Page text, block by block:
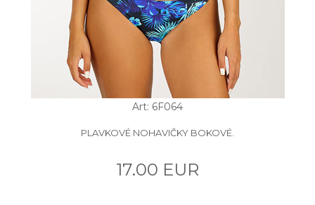
Art: 6F064
PLAVKOVÉ NOHAVIČKY BOKOVÉ.
17.00 EUR